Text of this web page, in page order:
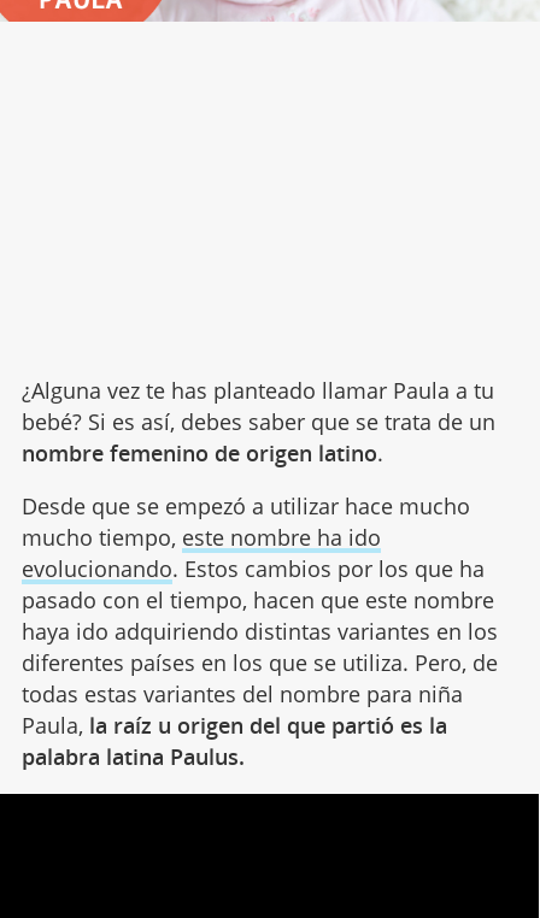
¿Alguna vez te has planteado llamar Paula a tu
bebé? Si es así, debes saber que se trata de un
nombre femenino de origen latino.
Desde que se empezó a utilizar hace mucho
mucho tiempo, este nombre ha ido
evolucionando. Estos cambios por los que ha
pasado con el tiempo, hacen que este nombre
haya ido adquiriendo distintas variantes en los
diferentes países en los que se utiliza. Pero, de
todas estas variantes del nombre para niña
Paula, la raíz u origen del que partió es la
palabra latina Paulus.